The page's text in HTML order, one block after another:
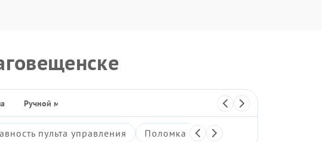
Ручной массажер
пульта управления Поломка системы воздушной